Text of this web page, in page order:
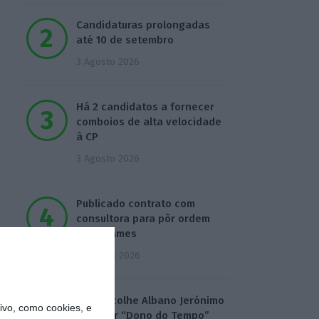
como cookies, e
Candidaturas prolongadas
até 10 de setembro
3 Agosto 2026
Há 2 candidatos a fornecer
comboios de alta velocidade
à CP
3 Agosto 2026
Publicado contrato com
consultora para pôr ordem
nos exames
4 Agosto 2026
TML escolhe Albano Jerónimo
para ser “Dono do Tempo”